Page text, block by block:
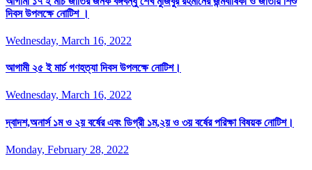
দিবস উপলক্ষে নোটিশ ।
Wednesday, March 16, 2022
আগামী ২৫ ই মার্চ গণহত্যা দিবস উপলক্ষে নোটিশ।
Wednesday, March 16, 2022
দ্বাদশ,অনার্স ১ম ও ২য় বর্ষের এবং ডিগ্রী ১ম,২য় ও ৩য় বর্ষের পরিক্ষা বিষয়ক নোটিশ।
Monday, February 28, 2022